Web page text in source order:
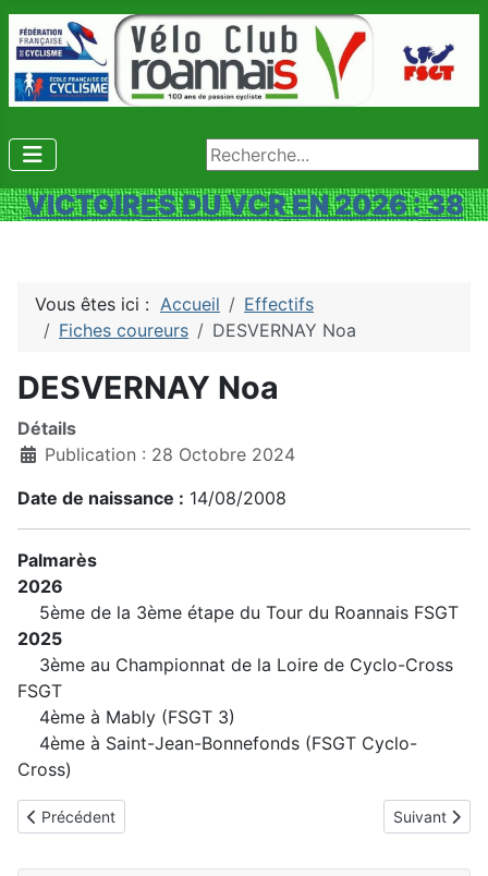
Rechercher
VICTOIRES DU VCR EN 2026 : 38
Vous êtes ici : Accueil
Effectifs
Fiches coureurs
DESVERNAY Noa
DESVERNAY Noa
Détails
Publication : 28 Octobre 2024
Date de naissance : 14/08/2008
Palmarès
2026
5ème de la 3ème étape du Tour du Roannais FSGT
2025
3ème au Championnat de la Loire de Cyclo-Cross
FSGT
4ème à Mably (FSGT 3)
4ème à Saint-Jean-Bonnefonds (FSGT Cyclo-
Cross)
Article précédent : DEPERIER Gaston
Précédent Article
Suivant